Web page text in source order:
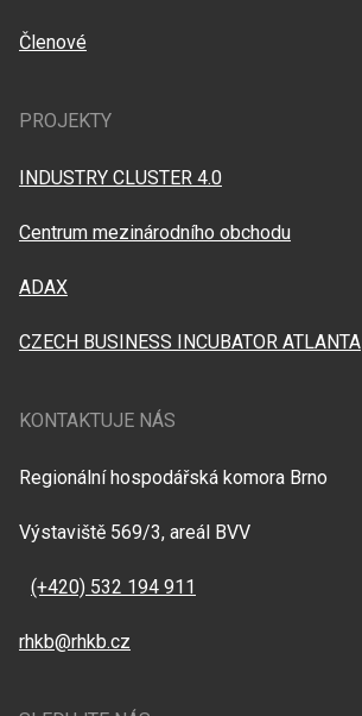
Členové
PROJEKTY
INDUSTRY CLUSTER 4.0
Centrum mezinárodního obchodu
ADAX
CZECH BUSINESS INCUBATOR ATLANTA
KONTAKTUJE NÁS
Regionální hospodářská komora Brno
Výstaviště 569/3, areál BVV
(+420) 532 194 911
rhkb@rhkb.cz